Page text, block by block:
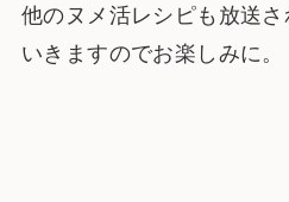
他のヌメ活レシピも放送
いきますのでお楽しみに。